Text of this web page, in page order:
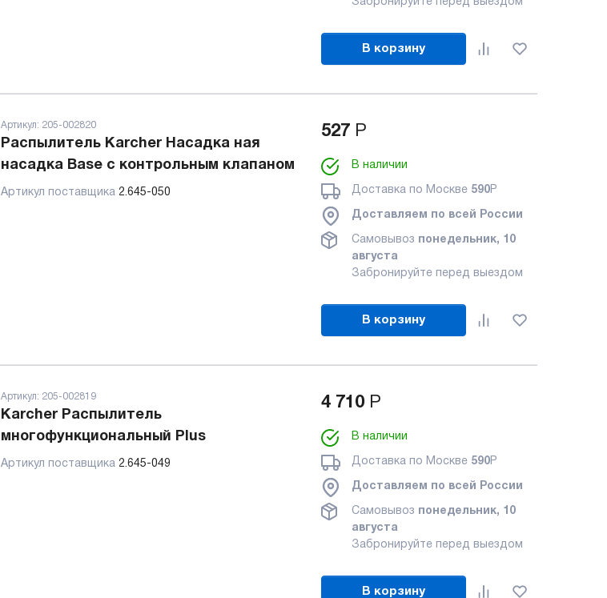
В корзину
Артикул: 205-002820
Распылитель Karcher Насадка ная
насадка Base с контрольным клапаном
Артикул поставщика 2.645-050
527 Р
В наличии
Доставка по Москве 590Р
Доставляем по всей России
Самовывоз понедельник, 10
августа
Забронируйте перед выездом
В корзину
Артикул: 205-002819
Karcher Распылитель
многофункциональный Plus
Артикул поставщика 2.645-049
4 710 Р
В наличии
Доставка по Москве 590Р
Доставляем по всей России
Самовывоз понедельник, 10
августа
Забронируйте перед выездом
В корзину